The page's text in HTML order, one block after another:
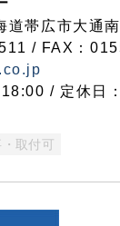
帯広市大通
/ FAX：
/ 定休日
・取付可